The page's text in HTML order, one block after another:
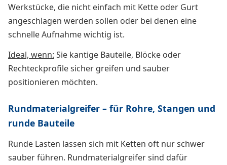
Werkstücke, die nicht einfach mit Kette oder Gurt
angeschlagen werden sollen oder bei denen eine
schnelle Aufnahme wichtig ist.
Ideal, wenn: Sie kantige Bauteile, Blöcke oder
Rechteckprofile sicher greifen und sauber
positionieren möchten.
Rundmaterialgreifer – für Rohre, Stangen und
runde Bauteile
Runde Lasten lassen sich mit Ketten oft nur schwer
sauber führen. Rundmaterialgreifer sind dafür